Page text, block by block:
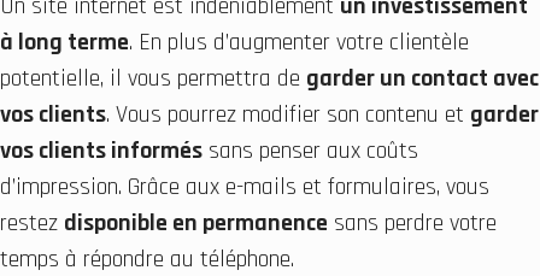
à long terme. En plus d’augmenter votre clientèle
potentielle, il vous permettra de garder un contact avec
vos clients. Vous pourrez modifier son contenu et garder
vos clients informés sans penser aux coûts
d’impression. Grâce aux e-mails et formulaires, vous
restez disponible en permanence sans perdre votre
temps à répondre au téléphone.